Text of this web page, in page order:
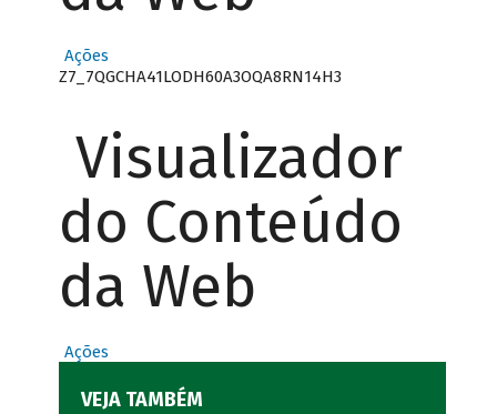
Ações
Z7_7QGCHA41LODH60A3OQA8RN14H3
Visualizador
do Conteúdo
da Web
Ações
VEJA TAMBÉM